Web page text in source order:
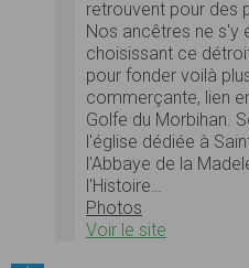
retrouvent pour des
Nos ancêtres ne s'y
choisissant ce
pour fonder voilà
commerçante, lien
Golfe du Morbihan.
l'église dédiée à
l'Abbaye de la
l'Histoire…
Photos
Voir le site